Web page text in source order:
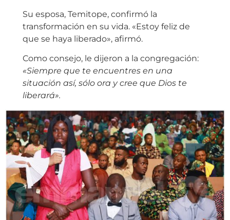
Su esposa, Temitope, confirmó la
transformación en su vida. «Estoy feliz de
que se haya liberado», afirmó.
Como consejo, le dijeron a la congregación:
«Siempre que te encuentres en una
situación así, sólo ora y cree que Dios te
liberará».